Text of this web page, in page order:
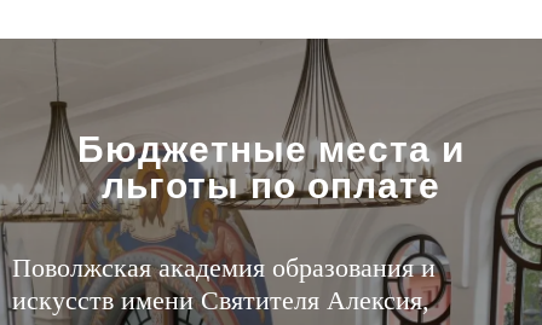
Бюджетные места и
льготы по оплате
Поволжская академия образования и